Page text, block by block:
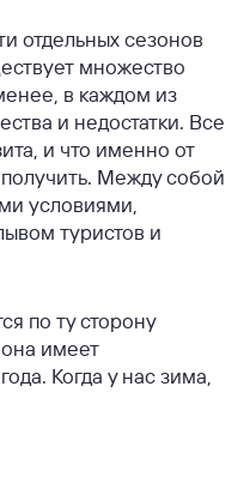
отдельных сезонов
множество
в каждом из
и недостатки. Все
и что именно от
Между собой
условиями,
туристов и
по ту сторону
она имеет
Когда у нас зима,